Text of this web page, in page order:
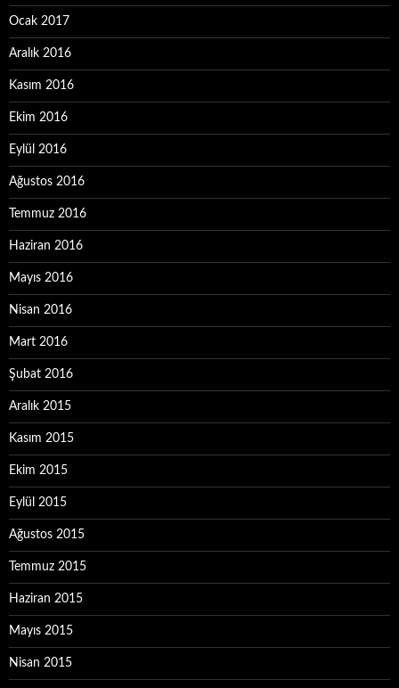
Ocak 2017
Aralık 2016
Kasım 2016
Ekim 2016
Eylül 2016
Ağustos 2016
Temmuz 2016
Haziran 2016
Mayıs 2016
Nisan 2016
Mart 2016
Şubat 2016
Aralık 2015
Kasım 2015
Ekim 2015
Eylül 2015
Ağustos 2015
Temmuz 2015
Haziran 2015
Mayıs 2015
Nisan 2015